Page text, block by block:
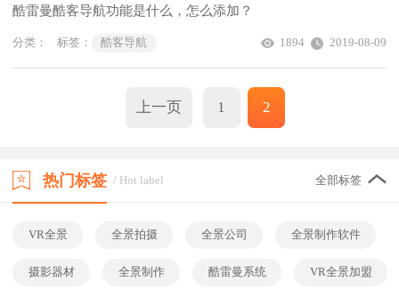
酷雷曼酷客导航功能是什么，怎么添加？
分类： 标签： 酷客导航 2019-08-09
1894
上一页 1 2
热门标签 / Hot label 全部标签
VR全景 全景拍摄 全景公司 全景制作软件
摄影器材 全景制作 酷雷曼系统 VR全景加盟